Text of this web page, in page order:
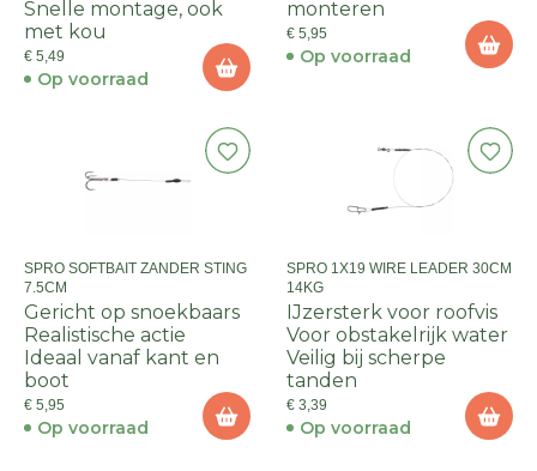
Snelle montage, ook
met kou
€ 5,49
Op voorraad
monteren
€ 5,95
Op voorraad
SPRO SOFTBAIT ZANDER STING
7.5CM
Gericht op snoekbaars
Realistische actie
Ideaal vanaf kant en
boot
€ 5,95
Op voorraad
SPRO 1X19 WIRE LEADER 30CM
14KG
IJzersterk voor roofvis
Voor obstakelrijk water
Veilig bij scherpe
tanden
€ 3,39
Op voorraad